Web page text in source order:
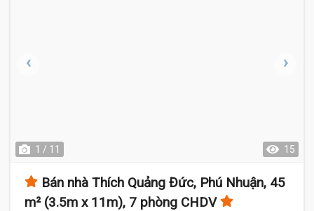
1 / 11 15
Bán nhà Thích Quảng Đức, Phú Nhuận, 45
m² (3.5m x 11m), 7 phòng CHDV